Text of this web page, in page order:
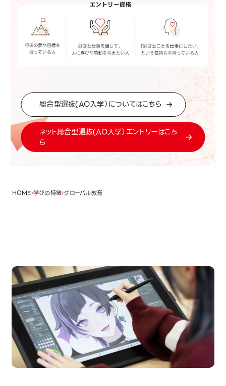
総合型選抜(AO入学）についてはこちら
ネット総合型選抜(AO入学）エントリーはこち
ら
HOME 学びの特徴 グローバル教育
Campus Open